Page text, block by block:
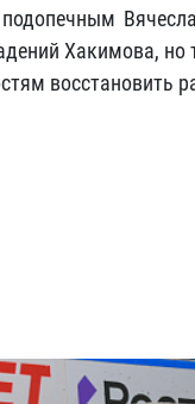
Хакимова, но
восстановить